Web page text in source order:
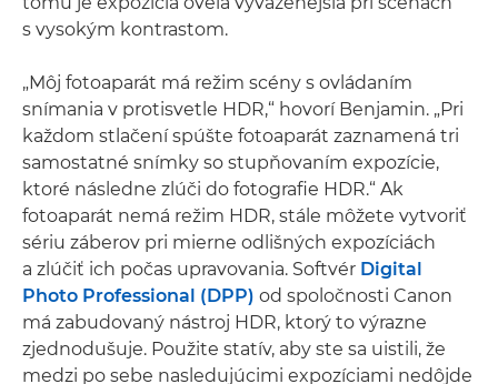
s vysokým kontrastom.
„Môj fotoaparát má režim scény s ovládaním
snímania v protisvetle HDR,“ hovorí Benjamin. „Pri
každom stlačení spúšte fotoaparát zaznamená tri
samostatné snímky so stupňovaním expozície,
ktoré následne zlúči do fotografie HDR.“ Ak
fotoaparát nemá režim HDR, stále môžete vytvoriť
sériu záberov pri mierne odlišných expozíciách
a zlúčiť ich počas upravovania. Softvér Digital
Photo Professional (DPP) od spoločnosti Canon
má zabudovaný nástroj HDR, ktorý to výrazne
zjednodušuje. Použite statív, aby ste sa uistili, že
medzi po sebe nasledujúcimi expozíciami nedôjde